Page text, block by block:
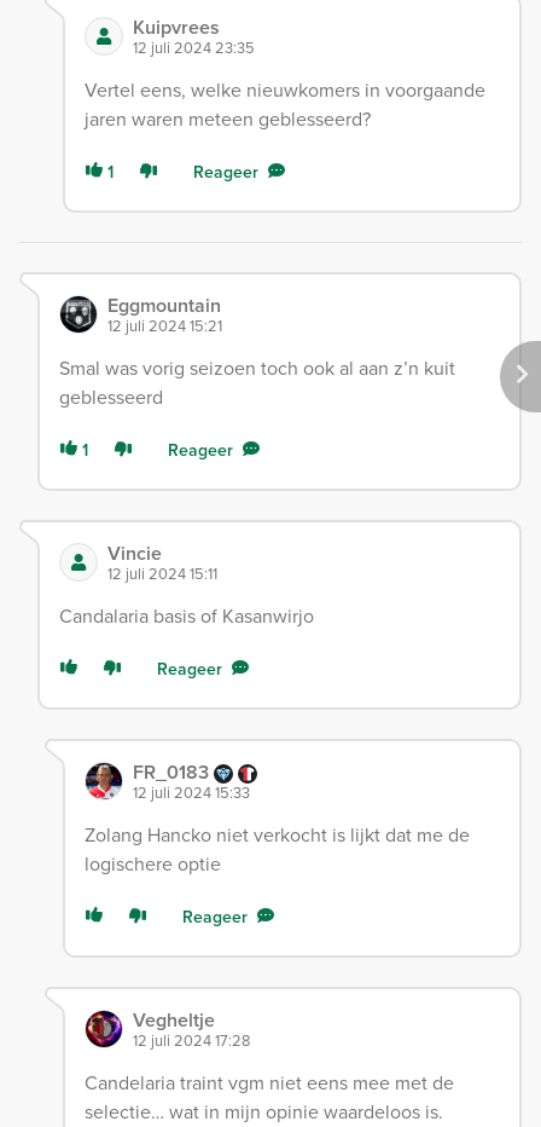
Kuipvrees
12 juli 2024 23:35
Vertel eens, welke nieuwkomers in voorgaande
jaren waren meteen geblesseerd?
1 Reageer
Eggmountain
12 juli 2024 15:21
Smal was vorig seizoen toch ook al aan z’n kuit
geblesseerd
1 Reageer
Vincie
12 juli 2024 15:11
Candalaria basis of Kasanwirjo
Reageer
FR_0183
12 juli 2024 15:33
Zolang Hancko niet verkocht is lijkt dat me de
logischere optie
Reageer
Vegheltje
12 juli 2024 17:28
Candelaria traint vgm niet eens mee met de
selectie… wat in mijn opinie waardeloos is.